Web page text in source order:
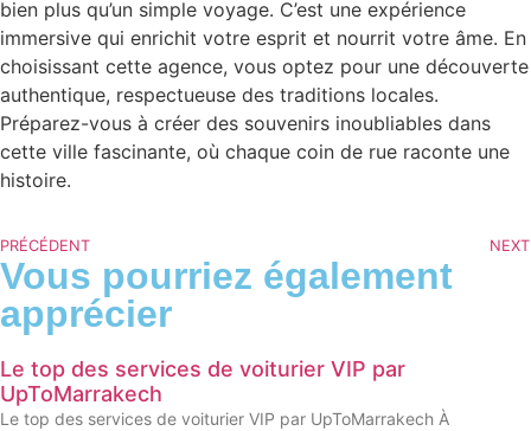
bien plus qu’un simple voyage. C’est une expérience
immersive qui enrichit votre esprit et nourrit votre âme. En
choisissant cette agence, vous optez pour une découverte
authentique, respectueuse des traditions locales.
Préparez-vous à créer des souvenirs inoubliables dans
cette ville fascinante, où chaque coin de rue raconte une
histoire.
PRÉCÉDENT NEXT
Vous pourriez également
apprécier
Le top des services de voiturier VIP par
UpToMarrakech
Le top des services de voiturier VIP par UpToMarrakech À